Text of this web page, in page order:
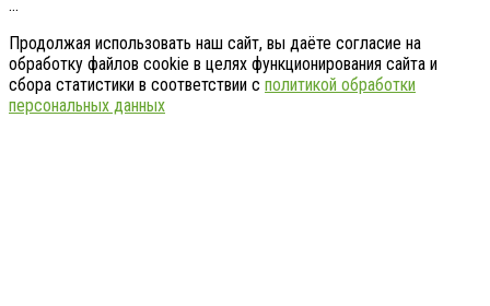
…
Продолжая использовать наш сайт, вы даёте согласие на
обработку файлов cookie в целях функционирования сайта и
сбора статистики в соответствии с политикой обработки
персональных данных